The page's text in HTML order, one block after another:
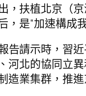
，扶植北京（
是“加速構成
告請示時，習
河北的協同立
業集群，推